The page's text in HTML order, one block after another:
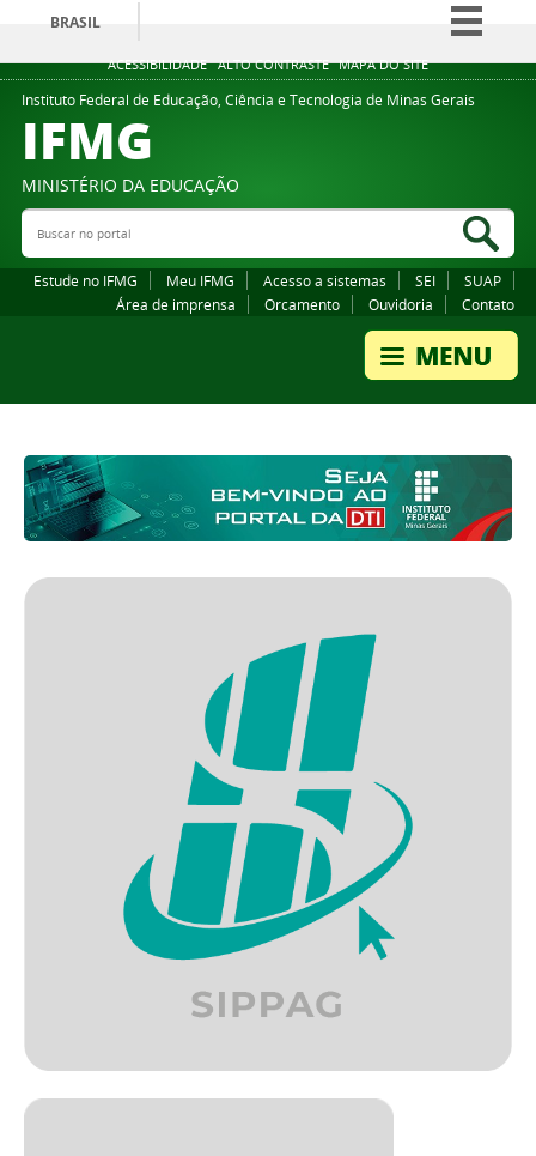
ACESSIBILIDADE ALTO CONTRASTE MAPA DO SITE
BRASIL
Simplifique!
Comunica BR
Legislação
Instituto Federal de Educação, Ciência e Tecnologia de Minas Gerais
IFMG
MINISTÉRIO DA EDUCAÇÃO
Buscar no portal
Estude no IFMG Meu IFMG Acesso a sistemas SEI
SUAP
Área de imprensa
Orcamento Ouvidoria Contato